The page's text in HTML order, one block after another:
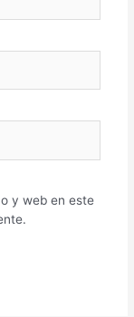
y web en este